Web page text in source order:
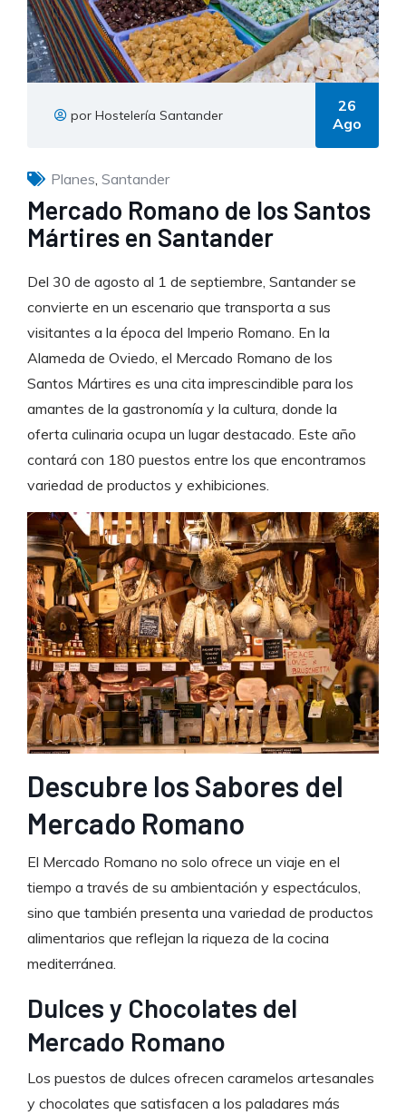
por Hostelería Santander
26
Ago
Planes Santander
Mercado Romano de los Santos
Mártires en Santander
Del 30 de agosto al 1 de septiembre, Santander se
convierte en un escenario que transporta a sus
visitantes a la época del Imperio Romano. En la
Alameda de Oviedo, el Mercado Romano de los
Santos Mártires es una cita imprescindible para los
amantes de la gastronomía y la cultura, donde la
oferta culinaria ocupa un lugar destacado. Este año
contará con 180 puestos entre los que encontramos
variedad de productos y exhibiciones.
Descubre los Sabores del
Mercado Romano
El Mercado Romano no solo ofrece un viaje en el
tiempo a través de su ambientación y espectáculos,
sino que también presenta una variedad de productos
alimentarios que reflejan la riqueza de la cocina
mediterránea.
Dulces y Chocolates del
Mercado Romano
Los puestos de dulces ofrecen caramelos artesanales
y chocolates que satisfacen a los paladares más